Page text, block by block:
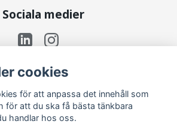
Sociala medier
på vårt nyhetsbrev
cookies
för att anpassa det innehåll som
för att du ska få bästa tänkbara
handlar hos oss.